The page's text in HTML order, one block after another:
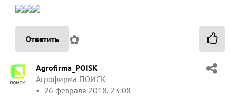
Ответить ✿
Agrofirma_POISK
Агрофирма ПОИСК
26 февраля 2018, 23:08